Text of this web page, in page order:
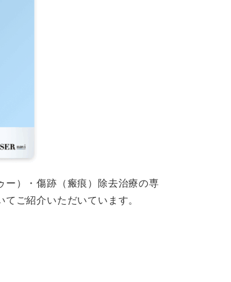
）・傷跡（瘢痕）除去治療の専
ご紹介いただいています。